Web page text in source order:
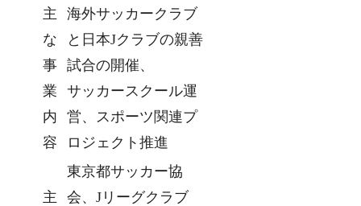
主
な
事
業
内
容
海外サッカークラブ
と日本Jクラブの親善
試合の開催、
サッカースクール運
営、スポーツ関連プ
ロジェクト推進
主
東京都サッカー協
会、Jリーグクラブ